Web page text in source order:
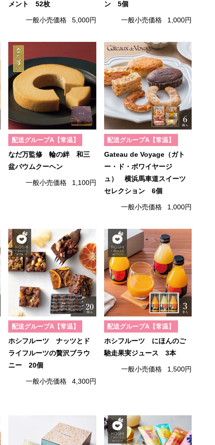
メント 52枚
一般小売価格 5,000円
ン 5個
一般小売価格 1,000円
配送グループA【常温】
なだ万監修 輪の絆 和三
盆バウムクーヘン
一般小売価格 1,100円
配送グループA【常温】
Gateau de Voyage（ガト
ー・ド・ボワイヤージ
ュ） 横浜馬車道スイーツ
セレクション 6個
一般小売価格 1,000円
配送グループA【常温】
ホシフルーツ ナッツとド
ライフルーツの贅沢ブラウ
ニー 20個
一般小売価格 4,300円
配送グループA【常温】
ホシフルーツ にほんのご
馳走果実ジュース 3本
一般小売価格 1,500円